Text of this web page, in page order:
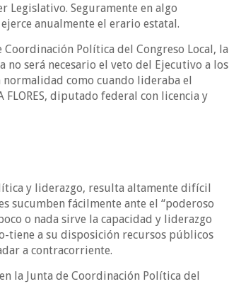
Legislativo. Seguramente en algo
anualmente el erario estatal.
Política del Congreso Local, la
no será necesario el veto del Ejecutivo a los
como cuando lideraba el
FLORES, diputado federal con licencia y
y liderazgo, resulta altamente difícil
sucumben fácilmente ante el “poderoso
o nada sirve la capacidad y liderazgo
tiene a su disposición recursos públicos
a contracorriente.
la Junta de Coordinación Política del